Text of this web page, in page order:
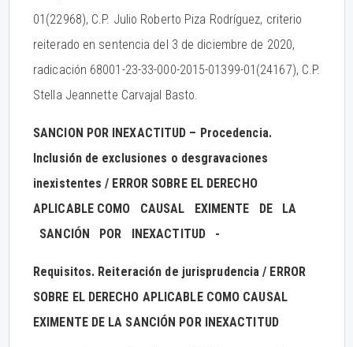
01(22968), C.P. Julio Roberto Piza Rodríguez, criterio
reiterado en sentencia del 3 de diciembre de 2020,
radicación 68001-23-33-000-2015-01399-01(24167), C.P.
Stella Jeannette Carvajal Basto.
SANCION POR INEXACTITUD – Procedencia.
Inclusión de exclusiones o desgravaciones
inexistentes / ERROR SOBRE EL DERECHO
APLICABLE COMO CAUSAL EXIMENTE DE LA
SANCIÓN POR INEXACTITUD -
Requisitos. Reiteración de jurisprudencia / ERROR
SOBRE EL DERECHO APLICABLE COMO CAUSAL
EXIMENTE DE LA SANCIÓN POR INEXACTITUD